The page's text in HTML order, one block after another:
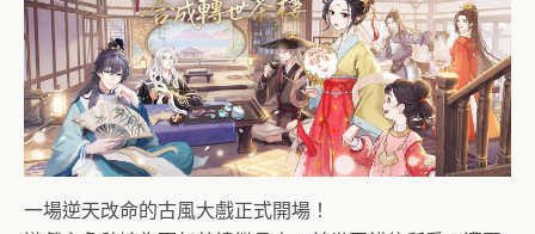
一場逆天改命的古風大戲正式開場！